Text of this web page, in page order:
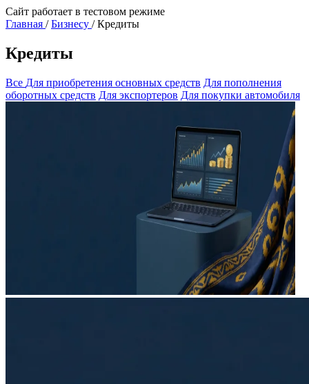
Сайт работает в тестовом режиме
Главная / Бизнесу /Кредиты
Кредиты
Все Для приобретения основных средств Для пополнения
оборотных средств Для экспортеров Для покупки автомобиля